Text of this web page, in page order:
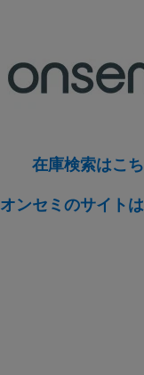
在庫検索はこ
オンセミのサイト